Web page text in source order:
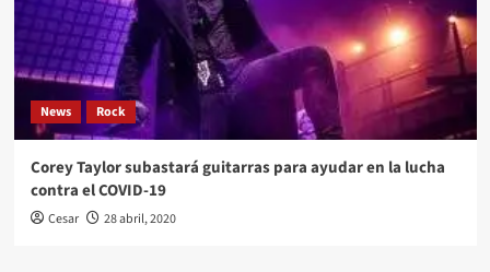
News Rock
Corey Taylor subastará guitarras para ayudar en la lucha
contra el COVID-19
Cesar 28 abril, 2020